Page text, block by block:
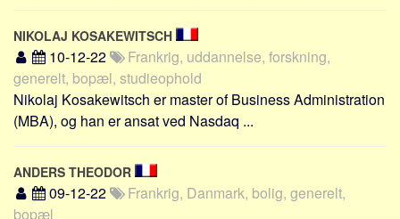
NIKOLAJ KOSAKEWITSCH
10-12-22
Frankrig, uddannelse, forskning,
generelt, bopæl, studieophold
Nikolaj Kosakewitsch er master of Business Administration
(MBA), og han er ansat ved Nasdaq ...
ANDERS THEODOR
09-12-22
Frankrig, Danmark, bolig, generelt,
bopæl